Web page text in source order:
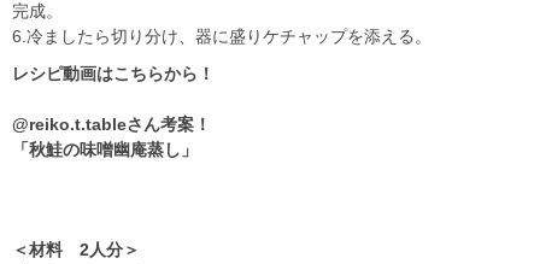
完成。
6.冷ましたら切り分け、器に盛りケチャップを添える。
レシピ動画はこちらから！
@reiko.t.tableさん考案！
「秋鮭の味噌幽庵蒸し」
＜材料 2人分＞